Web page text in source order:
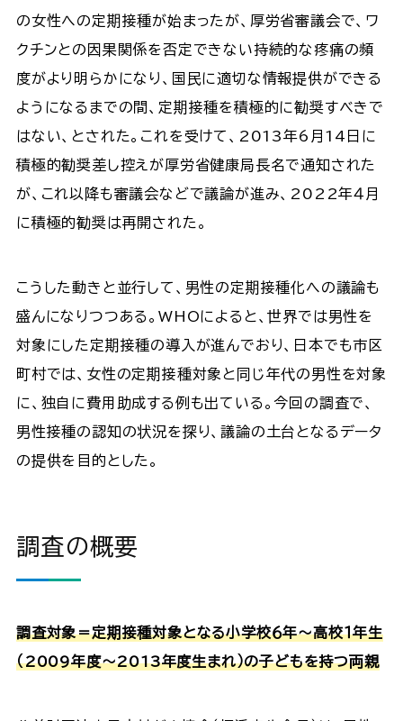
の女性への定期接種が始まったが、厚労省審議会で、ワ
クチンとの因果関係を否定できない持続的な疼痛の頻
度がより明らかになり、国民に適切な情報提供ができる
ようになるまでの間、定期接種を積極的に勧奨すべきで
はない、とされた。これを受けて、2013年6月14日に
積極的勧奨差し控えが厚労省健康局長名で通知された
が、これ以降も審議会などで議論が進み、2022年４月
に積極的勧奨は再開された。
こうした動きと並行して、男性の定期接種化への議論も
盛んになりつつある。WHOによると、世界では男性を
対象にした定期接種の導入が進んでおり、日本でも市区
町村では、女性の定期接種対象と同じ年代の男性を対象
に、独自に費用助成する例も出ている。今回の調査で、
男性接種の認知の状況を探り、議論の土台となるデータ
の提供を目的とした。
調査の概要
調査対象＝定期接種対象となる小学校６年～高校１年生
（2009年度～2013年度生まれ）の子どもを持つ両親